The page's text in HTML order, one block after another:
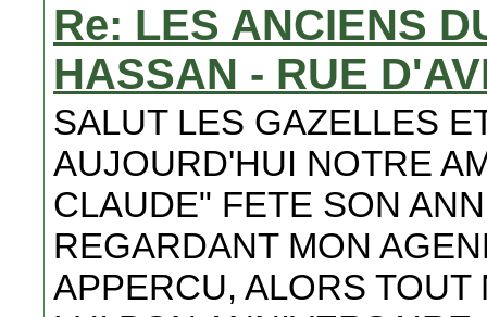
Re: LES ANCIENS
HASSAN - RUE
SALUT LES GAZELLES
AUJOURD'HUI NOTRE
CLAUDE" FETE SON
REGARDANT MON
APPERCU, ALORS